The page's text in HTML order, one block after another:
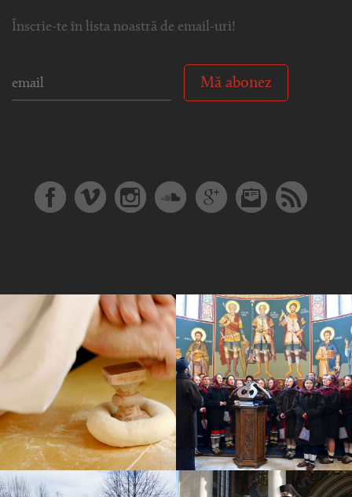
Înscrie-te în lista noastră de email-uri!
Mă abonez